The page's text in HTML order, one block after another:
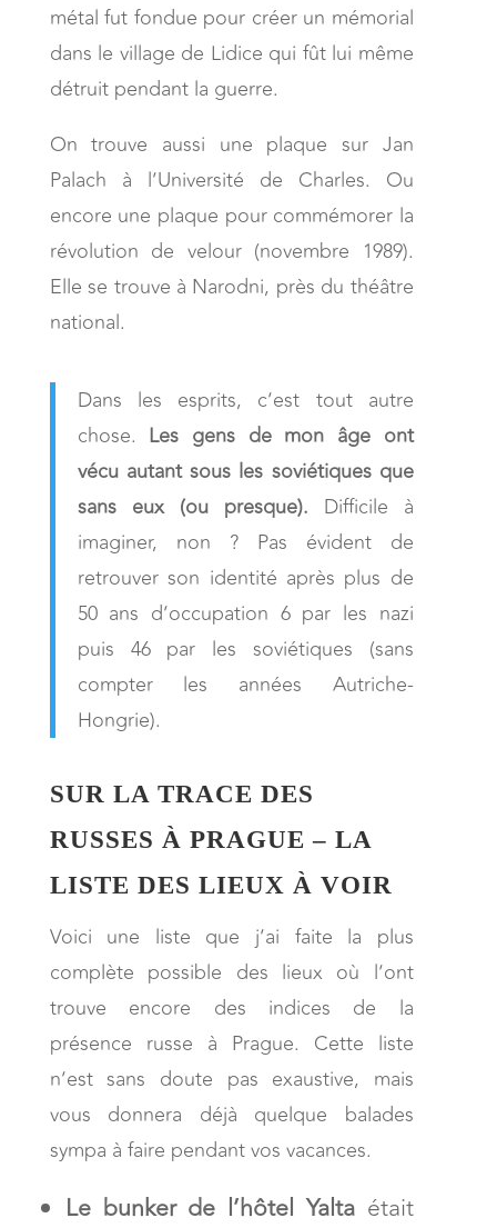
métal fut fondue pour créer un mémorial
dans le village de Lidice qui fût lui même
détruit pendant la guerre.
On trouve aussi une plaque sur Jan
Palach à l’Université de Charles. Ou
encore une plaque pour commémorer la
révolution de velour (novembre 1989).
Elle se trouve à Narodni, près du théâtre
national.
Dans les esprits, c’est tout autre
chose. Les gens de mon âge ont
vécu autant sous les soviétiques que
sans eux (ou presque). Difficile à
imaginer, non ? Pas évident de
retrouver son identité après plus de
50 ans d’occupation 6 par les nazi
puis 46 par les soviétiques (sans
compter les années Autriche-
Hongrie).
SUR LA TRACE DES
RUSSES À PRAGUE – LA
LISTE DES LIEUX À VOIR
Voici une liste que j’ai faite la plus
complète possible des lieux où l’ont
trouve encore des indices de la
présence russe à Prague. Cette liste
n’est sans doute pas exaustive, mais
vous donnera déjà quelque balades
sympa à faire pendant vos vacances.
Le bunker de l’hôtel Yaltaétait